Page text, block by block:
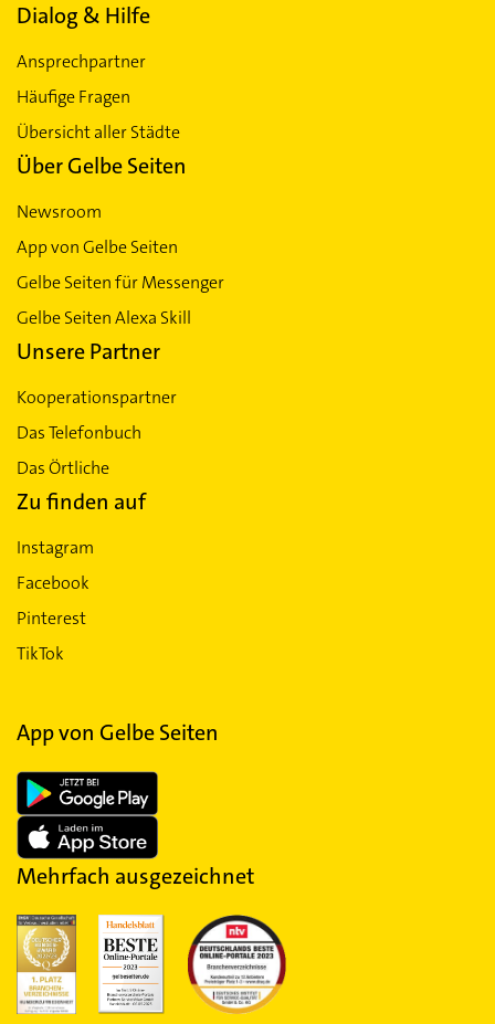
Dialog & Hilfe
Ansprechpartner
Häufige Fragen
Übersicht aller Städte
Über Gelbe Seiten
Newsroom
App von Gelbe Seiten
Gelbe Seiten für Messenger
Gelbe Seiten Alexa Skill
Unsere Partner
Kooperationspartner
Das Telefonbuch
Das Örtliche
Zu finden auf
Instagram
Facebook
Pinterest
TikTok
App von Gelbe Seiten
Mehrfach ausgezeichnet